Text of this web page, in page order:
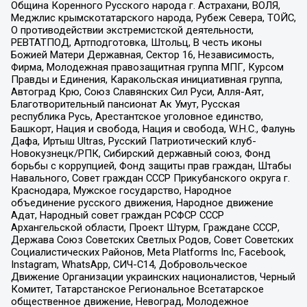
Община Коренного Русского народа г. Астрахани, ВОЛЯ,
Меджлис крымскотатарского народа, Рубеж Севера, ТОЙС,
О противодействии экстремистской деятельности,
РЕВТАТПОД, Артподготовка, Штольц, В честь иконы
Божией Матери Державная, Сектор 16, Независимость,
Фирма, Молодежная правозащитная группа МПГ, Курсом
Правды и Единения, Каракольская инициативная группа,
Автоград Крю, Союз Славянских Сил Руси, Алля-Аят,
Благотворительный пансионат Ак Умут, Русская
республика Русь, Арестантское уголовное единство,
Башкорт, Нация и свобода, Нация и свобода, W.H.С., Фалунь
Дафа, Иртыш Ultras, Русский Патриотический клуб-
Новокузнецк/РПК, Сибирский державный союз, Фонд
борьбы с коррупцией, Фонд защиты прав граждан, Штабы
Навального, Совет граждан СССР Прикубанского округа г.
Краснодара, Мужское государство, Народное
объединение русского движения, Народное движение
Адат, Народный совет граждан РСФСР СССР
Архангельской области, Проект Штурм, Граждане СССР,
Держава Союз Советских Светлых Родов, Совет Советских
Социалистических Районов, Meta Platforms Inc, Facebook,
Instagram, WhatsApp, СИЧ-С14, Добровольческое
Движение Организации украинских националистов, Черный
Комитет, Татарстанское Региональное Всетатарское
общественное движение, Невоград, Молодежное